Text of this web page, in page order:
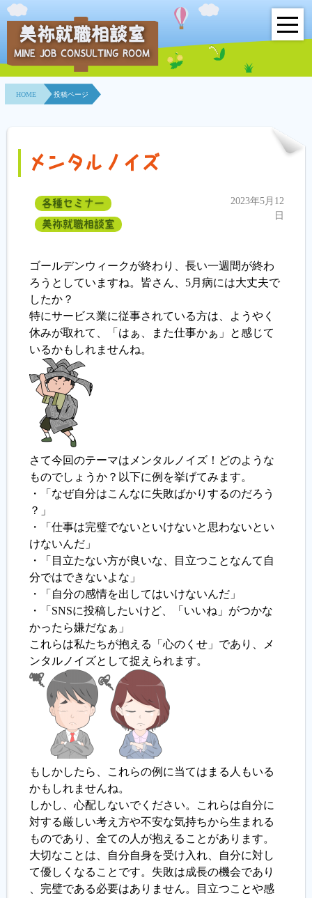
HOME
事業所紹介
相談室とは？
利用者の声
各種セミナー
履歴書ジェネレーター
美祢就職相談室
MINE JOB CONSULTING ROOM
HOME 投稿ページ
メンタルノイズ
各種セミナー
美祢就職相談室
2023年5月12
日
ゴールデンウィークが終わり、長い一週間が終わ
ろうとしていますね。皆さん、5月病には大丈夫で
したか？
特にサービス業に従事されている方は、ようやく
休みが取れて、「はぁ、また仕事かぁ」と感じて
いるかもしれませんね。
さて今回のテーマはメンタルノイズ！どのような
ものでしょうか？以下に例を挙げてみます。
・「なぜ自分はこんなに失敗ばかりするのだろう
？」
・「仕事は完璧でないといけないと思わないとい
けないんだ」
・「目立たない方が良いな、目立つことなんて自
分ではできないよな」
・「自分の感情を出してはいけないんだ」
・「SNSに投稿したいけど、「いいね」がつかな
かったら嫌だなぁ」
これらは私たちが抱える「心のくせ」であり、メ
ンタルノイズとして捉えられます。
もしかしたら、これらの例に当てはまる人もいる
かもしれませんね。
しかし、心配しないでください。これらは自分に
対する厳しい考え方や不安な気持ちから生まれる
ものであり、全ての人が抱えることがあります。
大切なことは、自分自身を受け入れ、自分に対し
て優しくなることです。失敗は成長の機会であり
、完璧である必要はありません。目立つことや感